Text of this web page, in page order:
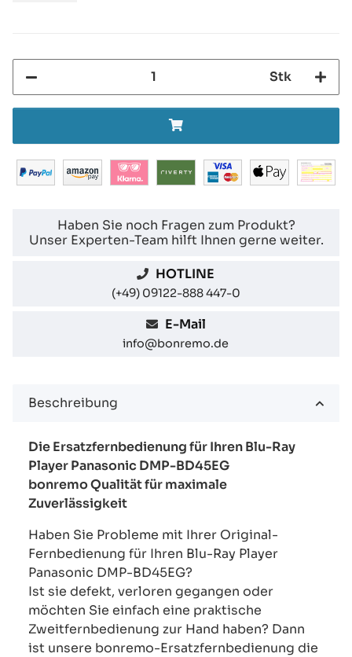
Stk
Haben Sie noch Fragen zum Produkt?
Unser Experten-Team hilft Ihnen gerne weiter.
HOTLINE
(+49) 09122-888 447-0
E-Mail
info@bonremo.de
Beschreibung
Die Ersatzfernbedienung für Ihren Blu-Ray
Player Panasonic DMP-BD45EG
bonremo Qualität für maximale
Zuverlässigkeit
Haben Sie Probleme mit Ihrer Original-
Fernbedienung für Ihren Blu-Ray Player
Panasonic DMP-BD45EG?
Ist sie defekt, verloren gegangen oder
möchten Sie einfach eine praktische
Zweitfernbedienung zur Hand haben? Dann
ist unsere bonremo-Ersatzfernbedienung die